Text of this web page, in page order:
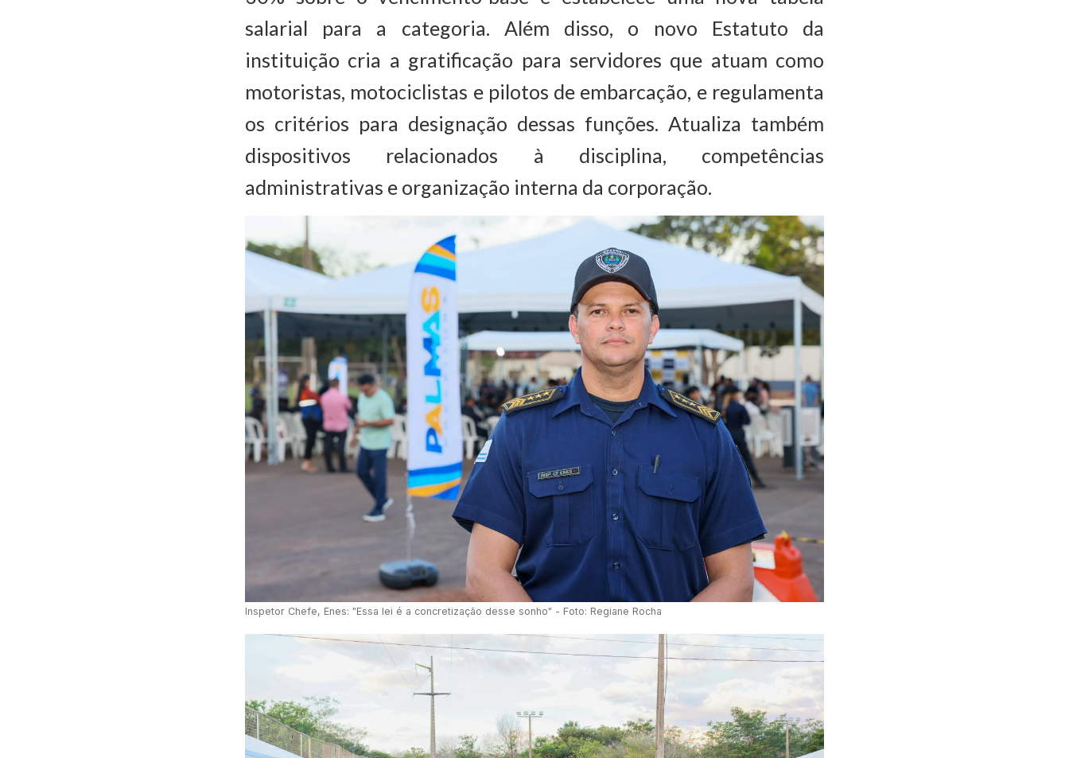
salarial para a categoria. Além disso, o novo Estatuto da
instituição cria a gratificação para servidores que atuam como
motoristas, motociclistas e pilotos de embarcação, e regulamenta
os critérios para designação dessas funções. Atualiza também
dispositivos relacionados à disciplina, competências
administrativas e organização interna da corporação.
Inspetor Chefe, Enes: "Essa lei é a concretização desse sonho" - Foto: Regiane Rocha